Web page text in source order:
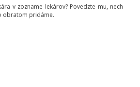
v zozname lekárov? Povedzte mu, nech
obratom pridáme.